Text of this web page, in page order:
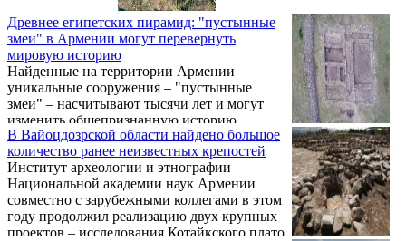
Древнее египетских пирамид: "пустынные
змеи" в Армении могут перевернуть
мировую историю
Найденные на территории Армении
уникальные сооружения – "пустынные
змеи" – насчитывают тысячи лет и могут
изменить общепризнанную историю
мировой цивилизации.
В Вайоцдозрской области найдено большое
количество ранее неизвестных крепостей
Институт археологии и этнографии
Национальной академии наук Армении
совместно с зарубежными коллегами в этом
году продолжил реализацию двух крупных
проектов – исследования Котайкского плато